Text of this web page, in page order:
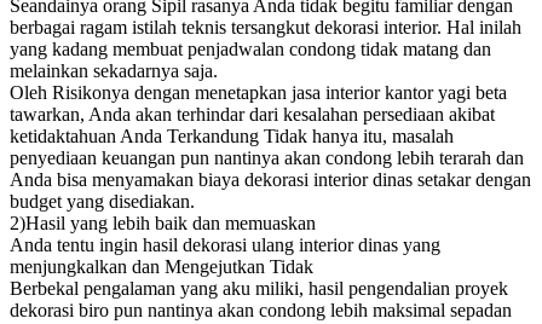
Seandainya orang Sipil rasanya Anda tidak begitu familiar dengan
berbagai ragam istilah teknis tersangkut dekorasi interior. Hal inilah
yang kadang membuat penjadwalan condong tidak matang dan
melainkan sekadarnya saja.
Oleh Risikonya dengan menetapkan jasa interior kantor yagi beta
tawarkan, Anda akan terhindar dari kesalahan persediaan akibat
ketidaktahuan Anda Terkandung Tidak hanya itu, masalah
penyediaan keuangan pun nantinya akan condong lebih terarah dan
Anda bisa menyamakan biaya dekorasi interior dinas setakar dengan
budget yang disediakan.
2)Hasil yang lebih baik dan memuaskan
Anda tentu ingin hasil dekorasi ulang interior dinas yang
menjungkalkan dan Mengejutkan Tidak
Berbekal pengalaman yang aku miliki, hasil pengendalian proyek
dekorasi biro pun nantinya akan condong lebih maksimal sepadan